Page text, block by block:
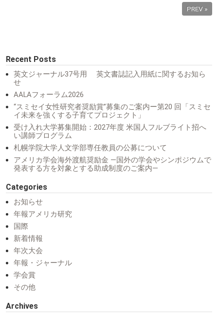
PREV »
Recent Posts
英文ジャーナル37号用 英文書誌記入用紙に関するお知ら
せ
AALAフォーラム2026
“スミセイ女性研究者奨励賞”募集のご案内ー第20 回「スミセ
イ未来を強くする子育てプロジェクト」
受け入れ大学募集開始：2027年度 米国人フルブライト招へ
い講師プログラム
札幌学院大学人文学部専任教員の公募について
アメリカ学会海外渡航奨励金 ―国外の学会やシンポジウムで
発表する方を対象とする助成制度のご案内―
Categories
お知らせ
年報アメリカ研究
国際
新着情報
年次大会
年報・ジャーナル
学会賞
その他
Archives